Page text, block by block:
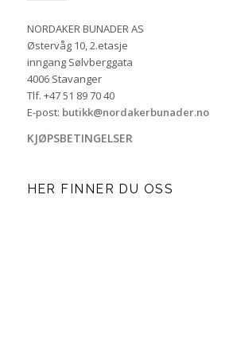
NORDAKER BUNADER AS
Østervåg 10, 2.etasje
inngang Sølvberggata
4006 Stavanger
Tlf. +47 51 89 70 40
E-post: butikk@nordakerbunader.no
KJØPSBETINGELSER
HER FINNER DU OSS